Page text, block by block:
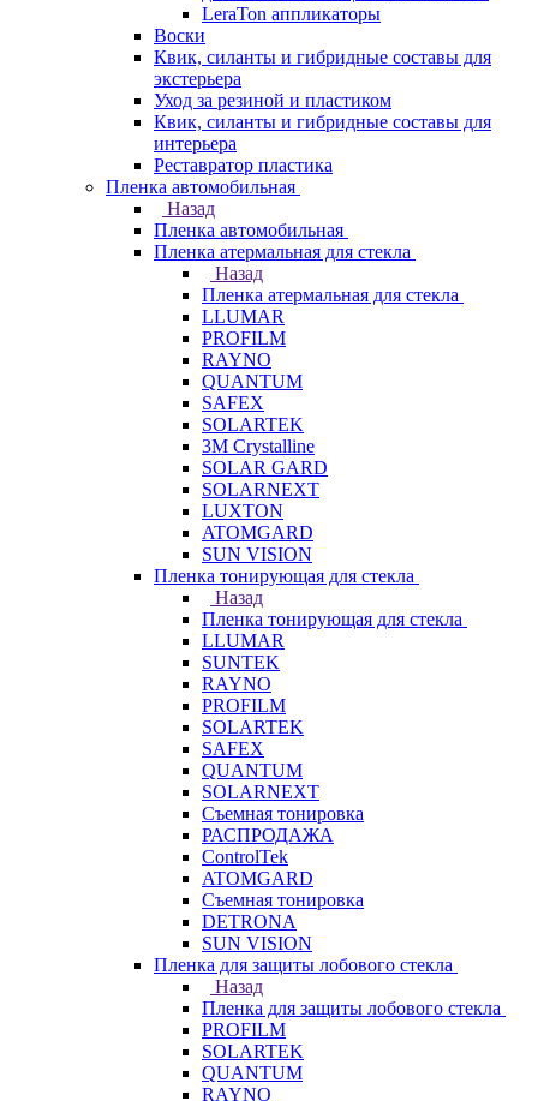
LeraTon аппликаторы
Воски
Квик, силанты и гибридные составы для
экстерьера
Уход за резиной и пластиком
Квик, силанты и гибридные составы для
интерьера
Реставратор пластика
Пленка автомобильная
Назад
Пленка автомобильная
Пленка атермальная для стекла
Назад
Пленка атермальная для стекла
LLUMAR
PROFILM
RAYNO
QUANTUM
SAFEX
SOLARTEK
3M Crystalline
SOLAR GARD
SOLARNEXT
LUXTON
ATOMGARD
SUN VISION
Пленка тонирующая для стекла
Назад
Пленка тонирующая для стекла
LLUMAR
SUNTEK
RAYNO
PROFILM
SOLARTEK
SAFEX
QUANTUM
SOLARNEXT
Съемная тонировка
РАСПРОДАЖА
ControlTek
ATOMGARD
Съемная тонировка
DETRONA
SUN VISION
Пленка для защиты лобового стекла
Назад
Пленка для защиты лобового стекла
PROFILM
SOLARTEK
QUANTUM
RAYNO